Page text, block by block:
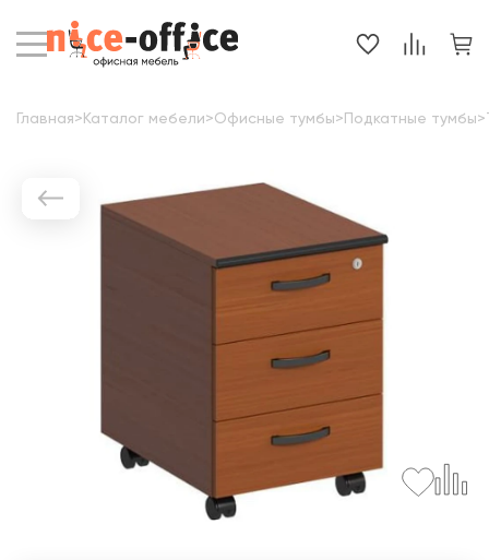
Главная> Каталог мебели>Офисные тумбы> Подкатные тумбы>